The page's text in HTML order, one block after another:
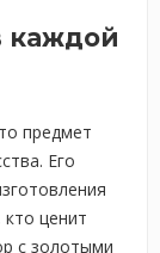
каждой
предмет
Его
ценит
с золотыми